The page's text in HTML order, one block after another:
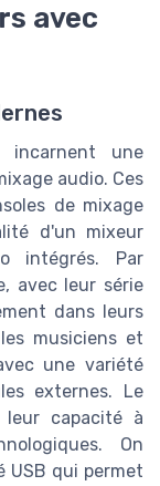
avec
incarnent une
audio. Ces
de mixage
d'un mixeur
intégrés. Par
avec leur série
dans leurs
musiciens et
une variété
externes. Le
capacité à
On
qui permet